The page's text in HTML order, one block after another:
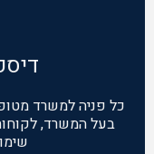
כל פניה למשרד
בעל המשרד,